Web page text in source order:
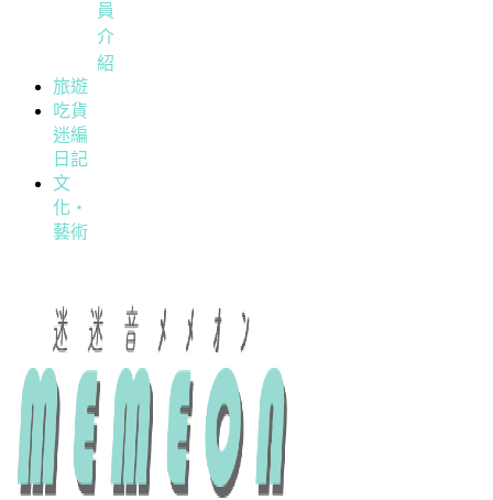
員
介
紹
旅遊
吃貨
迷編
日記
文
化・
藝術